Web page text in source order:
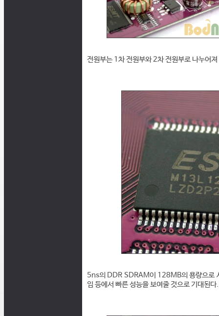
전원부는 1차 전원부와 2차 전원부로 나누어
5ns의 DDR SDRAM이 128MB의 용량으로
임 등에서 빠른 성능을 보여줄 것으로 기대된다.